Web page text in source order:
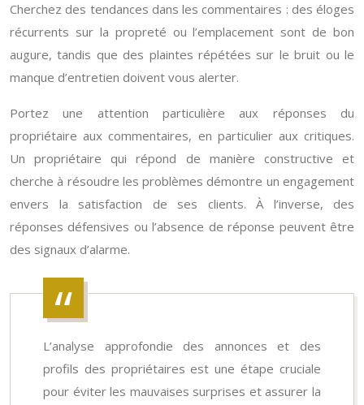
Cherchez des tendances dans les commentaires : des éloges
récurrents sur la propreté ou l’emplacement sont de bon
augure, tandis que des plaintes répétées sur le bruit ou le
manque d’entretien doivent vous alerter.
Portez une attention particulière aux réponses du
propriétaire aux commentaires, en particulier aux critiques.
Un propriétaire qui répond de manière constructive et
cherche à résoudre les problèmes démontre un engagement
envers la satisfaction de ses clients. À l’inverse, des
réponses défensives ou l’absence de réponse peuvent être
des signaux d’alarme.
L’analyse approfondie des annonces et des
profils des propriétaires est une étape cruciale
pour éviter les mauvaises surprises et assurer la